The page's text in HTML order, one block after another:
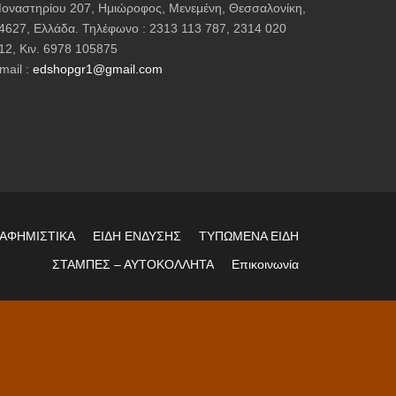
μπορούν
να
επιλεγούν
στη
207, Ημιώροφος, Μενεμένη, Θεσσαλονίκη,
Ελλάδα. Τηλέφωνο : 2313 113 787, 2314 020
Κιν. 6978 105875
: edshopgr1@gmail.com
ΕΙΔΗ ΕΝΔΥΣΗΣ
ΤΥΠΩΜΕΝΑ ΕΙΔΗ
ΣΤΑΜΠΕΣ – ΑΥΤΟΚΟΛΛΗΤΑ
Επικοινωνία